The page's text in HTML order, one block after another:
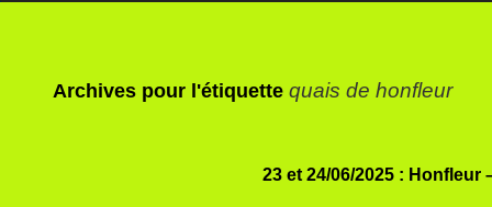
Archives pour l'étiquette quais de honfleur
23 et 24/06/2025 : Honfleur